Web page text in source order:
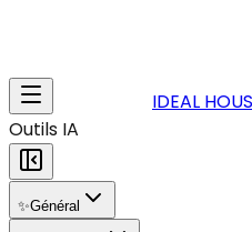
IDEAL
Outils IA
✨Général